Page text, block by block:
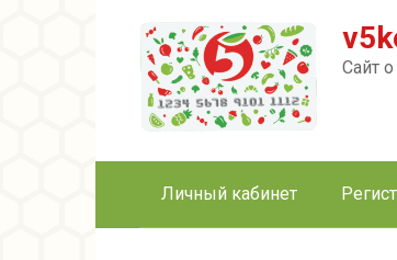
Сайт
Личный кабинет